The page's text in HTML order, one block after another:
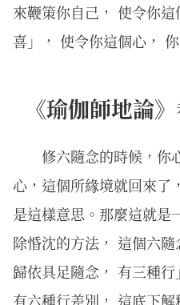
來鞭策你自己， 使令你
喜」， 使令你這個心， 你
《瑜伽師地論
修六隨念的時候，你
心，這個所緣境就回來了
是這樣意思。那麼這就是
除惛沈的方法， 這個六
歸依具足隨念， 有三種行
有六種行差別， 這底下